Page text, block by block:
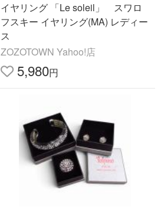
イヤリング 「Le soleil」 スワロ
フスキー イヤリング(MA) レディー
ス
ZOZOTOWN Yahoo!店
5,980円